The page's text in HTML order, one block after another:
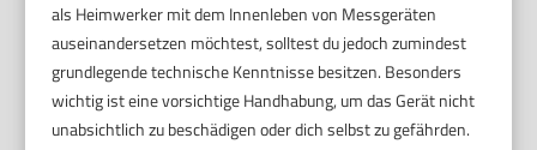
als Heimwerker mit dem Innenleben von Messgeräten
auseinandersetzen möchtest, solltest du jedoch zumindest
grundlegende technische Kenntnisse besitzen. Besonders
wichtig ist eine vorsichtige Handhabung, um das Gerät nicht
unabsichtlich zu beschädigen oder dich selbst zu gefährden.